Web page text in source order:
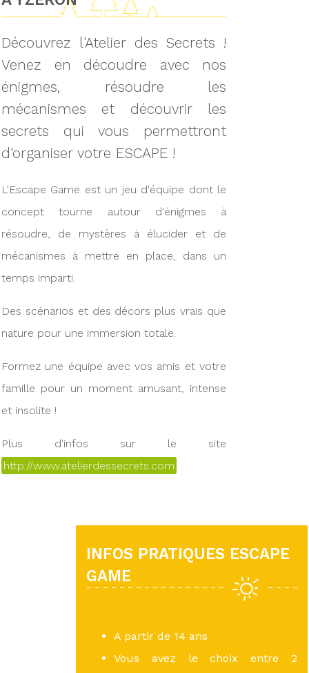
Découvrez l'Atelier des Secrets !
Venez en découdre avec nos
énigmes, résoudre les
mécanismes et découvrir les
secrets qui vous permettront
d'organiser votre ESCAPE !
L'Escape Game est un jeu d'équipe dont le
concept tourne autour d'énigmes à
résoudre, de mystères à élucider et de
mécanismes à mettre en place, dans un
temps imparti.
Des scénarios et des décors plus vrais que
nature pour une immersion totale.
Formez une équipe avec vos amis et votre
famille pour un moment amusant, intense
et insolite !
Plus d'infos sur le site
http://www.atelierdessecrets.com
INFOS PRATIQUES ESCAPE
GAME
A partir de 14 ans
Vous avez le choix entre 2